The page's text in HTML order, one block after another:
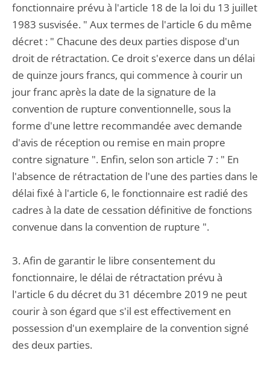
fonctionnaire prévu à l'article 18 de la loi du 13 juillet
1983 susvisée. " Aux termes de l'article 6 du même
décret : " Chacune des deux parties dispose d'un
droit de rétractation. Ce droit s'exerce dans un délai
de quinze jours francs, qui commence à courir un
jour franc après la date de la signature de la
convention de rupture conventionnelle, sous la
forme d'une lettre recommandée avec demande
d'avis de réception ou remise en main propre
contre signature ". Enfin, selon son article 7 : " En
l'absence de rétractation de l'une des parties dans le
délai fixé à l'article 6, le fonctionnaire est radié des
cadres à la date de cessation définitive de fonctions
convenue dans la convention de rupture ".
3. Afin de garantir le libre consentement du
fonctionnaire, le délai de rétractation prévu à
l'article 6 du décret du 31 décembre 2019 ne peut
courir à son égard que s'il est effectivement en
possession d'un exemplaire de la convention signé
des deux parties.